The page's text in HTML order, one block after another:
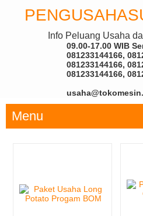
Info Peluang Usaha
09.00-17.00 WIB
081233144166,
081233144166,
081233144166,
Menu